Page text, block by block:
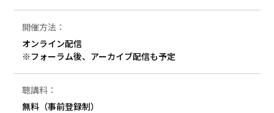
開催方法：
オンライン配信
※フォーラム後、アーカイブ配信も予定
聴講料：
無料（事前登録制）